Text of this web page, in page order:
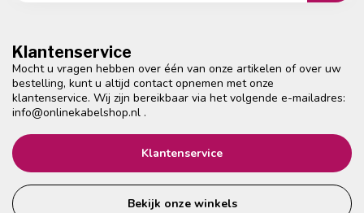
Klantenservice
Mocht u vragen hebben over één van onze artikelen of over uw
bestelling, kunt u altijd contact opnemen met onze
klantenservice. Wij zijn bereikbaar via het volgende e-mailadres:
info@onlinekabelshop.nl .
Klantenservice
Bekijk onze winkels